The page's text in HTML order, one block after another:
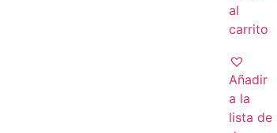
al
carrito
Añadir
a la
lista de